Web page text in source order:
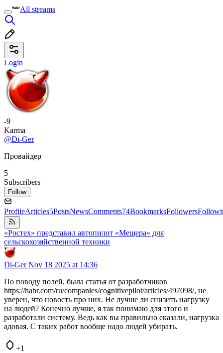
All streams
Login
-9
Karma
@Di-Ger
Провайдер
5
Subscribers
Follow
ProfileArticles5PostsNewsComments74BookmarksFollowers
«Ростех» представил автопилот «Мещера» для
сельскохозяйственной техники
Di-GerNov 18 2025 at 14:36
По поводу полей, была статья от разработчиков
https://habr.com/ru/companies/cognitivepilot/articles/497098/, не
уверен, что новость про них. Не лучше ли снизить нагрузку
на людей? Конечно лучше, я так понимаю для этого и
разработали систему. Ведь как вы правильно сказали, нагрузка
адовая. С таких работ вообще надо людей убирать.
+1